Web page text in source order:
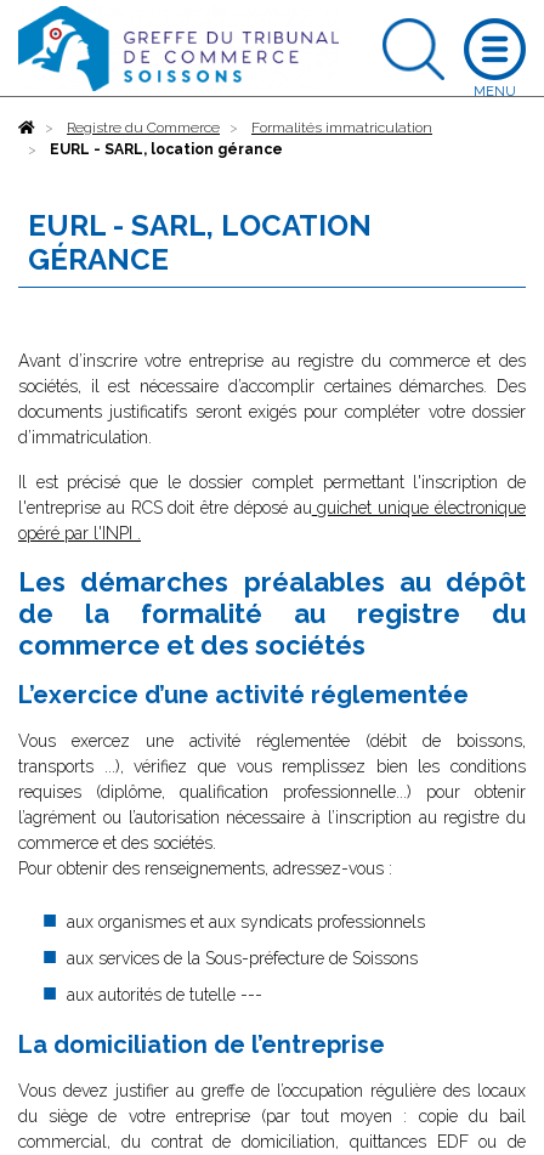
AccueilRegistre du Commerce
Formalités immatriculation
EURL - SARL, location gérance
EURL - SARL, LOCATION
GÉRANCE
Avant d’inscrire votre entreprise au registre du commerce et des
sociétés, il est nécessaire d’accomplir certaines démarches. Des
documents justificatifs seront exigés pour compléter votre dossier
d’immatriculation.
Il est précisé que le dossier complet permettant l'inscription de
l'entreprise au RCS doit être déposé au guichet unique électronique
opéré par l'INPI
Les démarches préalables au dépôt
de la formalité au registre du
commerce et des sociétés
L’exercice d’une activité réglementée
Vous exercez une activité réglementée (débit de boissons,
transports ...), vérifiez que vous remplissez bien les conditions
requises (diplôme, qualification professionnelle...) pour obtenir
l’agrément ou l’autorisation nécessaire à l’inscription au registre du
commerce et des sociétés.
Pour obtenir des renseignements, adressez-vous :
aux organismes et aux syndicats professionnels
aux services de la Sous-préfecture de Soissons
aux autorités de tutelle ---
La domiciliation de l’entreprise
Vous devez justifier au greffe de l’occupation régulière des locaux
du siège de votre entreprise (par tout moyen : copie du bail
commercial, du contrat de domiciliation, quittances EDF ou de